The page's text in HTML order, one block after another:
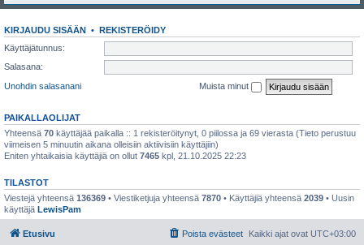
KIRJAUDU SISÄÄN • REKISTERÖIDY
Käyttäjätunnus:
Salasana:
Unohdin salasanani
Muista minut
PAIKALLAOLIJAT
Yhteensä 70 käyttäjää paikalla :: 1 rekisteröitynyt, 0 piilossa ja 69 vierasta (Tieto perustuu
viimeisen 5 minuutin aikana olleisiin aktiivisiin käyttäjiin)
Eniten yhtaikaisia käyttäjiä on ollut 7465 kpl, 21.10.2025 22:23
TILASTOT
Viestejä yhteensä 136369 • Viestiketjuja yhteensä 7870 • Käyttäjiä yhteensä 2039 • Uusin
käyttäjä LewisPam
Etusivu Kaikki ajat ovat UTC+03:00
Poista evästeet